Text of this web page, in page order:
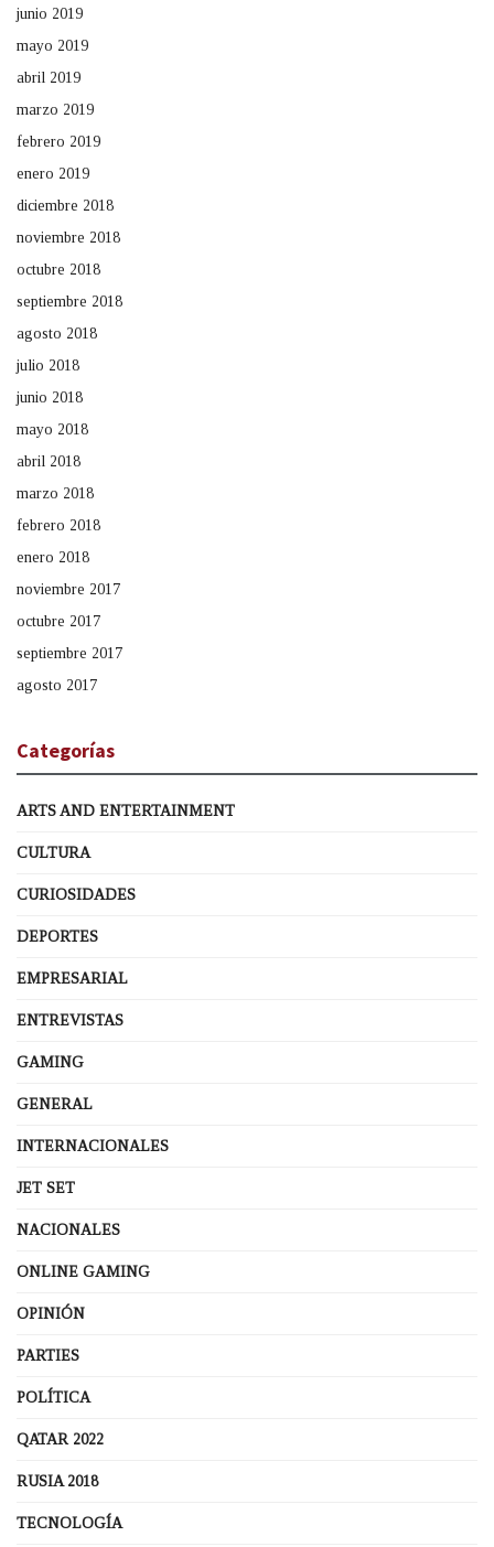
junio 2019
mayo 2019
abril 2019
marzo 2019
febrero 2019
enero 2019
diciembre 2018
noviembre 2018
octubre 2018
septiembre 2018
agosto 2018
julio 2018
junio 2018
mayo 2018
abril 2018
marzo 2018
febrero 2018
enero 2018
noviembre 2017
octubre 2017
septiembre 2017
agosto 2017
Categorías
ARTS AND ENTERTAINMENT
CULTURA
CURIOSIDADES
DEPORTES
EMPRESARIAL
ENTREVISTAS
GAMING
GENERAL
INTERNACIONALES
JET SET
NACIONALES
ONLINE GAMING
OPINIÓN
PARTIES
POLÍTICA
QATAR 2022
RUSIA 2018
TECNOLOGÍA